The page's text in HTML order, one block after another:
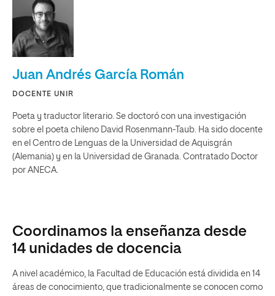
Juan Andrés García Román
DOCENTE UNIR
Poeta y traductor literario. Se doctoró con una investigación
sobre el poeta chileno David Rosenmann-Taub. Ha sido docente
en el Centro de Lenguas de la Universidad de Aquisgrán
(Alemania) y en la Universidad de Granada. Contratado Doctor
por ANECA.
Coordinamos la enseñanza desde
14 unidades de docencia
A nivel académico, la Facultad de Educación está dividida en 14
áreas de conocimiento, que tradicionalmente se conocen como